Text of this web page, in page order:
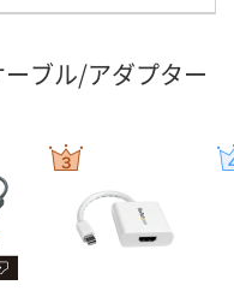
ブル/アダプター